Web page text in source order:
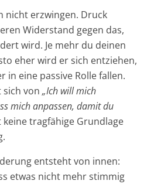
nicht erzwingen. Druck
Widerstand gegen das,
wird. Je mehr du deinen
eher wird er sich entziehen,
in eine passive Rolle fallen.
sich von„Ich will mich
mich anpassen, damit du
keine tragfähige Grundlage
entsteht von innen:
etwas nicht mehr stimmig